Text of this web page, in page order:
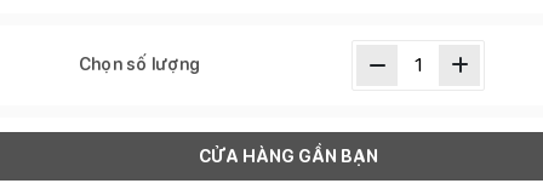
Chọn số lượng
CỬA HÀNG GẦN BẠN